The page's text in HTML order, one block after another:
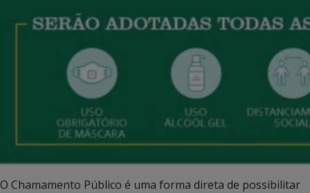
O Chamamento Público é uma forma direta de possibilitar